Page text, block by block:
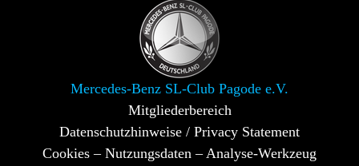
Mercedes-Benz SL-Club Pagode e.V.
Mitgliederbereich
Datenschutzhinweise / Privacy Statement
Cookies – Nutzungsdaten – Analyse-Werkzeug